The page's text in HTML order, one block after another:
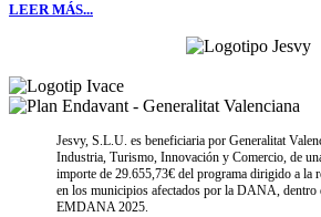
LEER MÁS...
Jesvy, S.L.U. es beneficiaria por Generalitat
Industria, Turismo, Innovación y Comercio, de
importe de 29.655,73€ del programa dirigido a la
en los municipios afectados por la DANA, dentro
EMDANA 2025.